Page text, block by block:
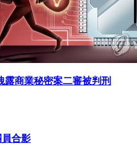
商業秘密案二審被判刑
合影